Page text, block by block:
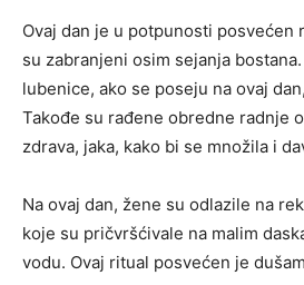
Ovaj dan je u potpunosti posvećen
su zabranjeni osim sejanja
lubenice, ako se poseju na ovaj
Takođe su rađene obredne radnje
zdrava, jaka, kako bi se množila i
Na ovaj dan, žene su odlazile na
koje su pričvršćivale na malim
vodu. Ovaj ritual posvećen je